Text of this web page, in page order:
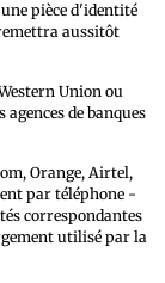
pièce d'identité
aussitôt
Union ou
de banques
Orange, Airtel,
par téléphone -
correspondantes
utilisé par la